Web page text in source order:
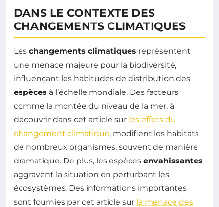
DANS LE CONTEXTE DES
CHANGEMENTS CLIMATIQUES
Les changements climatiques représentent
une menace majeure pour la biodiversité,
influençant les habitudes de distribution des
espèces à l’échelle mondiale. Des facteurs
comme la montée du niveau de la mer, à
découvrir dans cet article sur les effets du
changement climatique, modifient les habitats
de nombreux organismes, souvent de manière
dramatique. De plus, les espèces envahissantes
aggravent la situation en perturbant les
écosystèmes. Des informations importantes
sont fournies par cet article sur la menace des